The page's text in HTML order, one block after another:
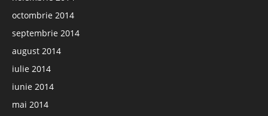
octombrie 2014
septembrie 2014
august 2014
iulie 2014
iunie 2014
mai 2014